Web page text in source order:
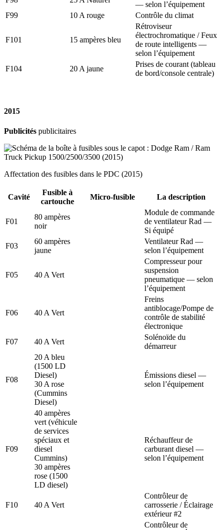
— selon l’équipement
F99
10 A rouge Contrôle du climat
F101 15 ampères bleu
Rétroviseur
électrochromatique / Feux
de route intelligents —
selon l’équipement
F104
20 A jaune
Prises de courant (tableau
de bord/console centrale)
2015
Publicités publicitaires
Affectation des fusibles dans le PDC (2015)
Cavité
Fusible à
cartouche
Micro-fusible La description
F01
80 ampères
noir
Module de commande
de ventilateur Rad —
Si équipé
F03
60 ampères
jaune
Ventilateur Rad —
selon l’équipement
F05 40 A Vert
Compresseur pour
suspension
pneumatique — selon
l’équipement
F06 40 A Vert
Freins
antiblocage/Pompe de
contrôle de stabilité
électronique
F07
40 A Vert
Solénoïde du
démarreur
F08
20 A bleu
(1500 LD
Diesel)
30 A rose
(Cummins
Diesel)
Émissions diesel —
selon l’équipement
F09
40 ampères
vert (véhicule
de services
spéciaux et
diesel
Cummins)
30 ampères
rose (1500
LD diesel)
Réchauffeur de
carburant diesel —
selon l’équipement
F10 40 A Vert
Contrôleur de
carrosserie / Éclairage
extérieur #2
Contrôleur de